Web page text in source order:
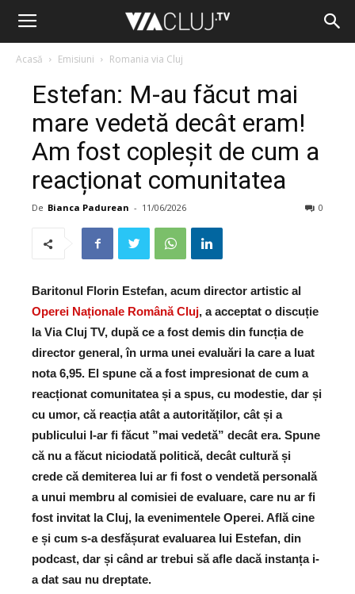
Acasă Emisiuni Romania via Cluj
Estefan: M-au făcut mai
mare vedetă decât eram!
Am fost copleșit de cum a
reacționat comunitatea
De Bianca Padurean - 11/06/2026 0
Baritonul Florin Estefan, acum director artistic al
Operei Naționale Română Cluj, a acceptat o discuție
la Via Cluj TV, după ce a fost demis din funcția de
director general, în urma unei evaluări la care a luat
nota 6,95. El spune că a fost impresionat de cum a
reacționat comunitatea și a spus, cu modestie, dar și
cu umor, că reacția atât a autorităților, cât și a
publicului l-ar fi făcut ”mai vedetă” decât era. Spune
că nu a făcut niciodată politică, decât cultură și
crede că demiterea lui ar fi fost o vendetă personală
a unui membru al comisiei de evaluare, care nu ar fi
fost invitat la Cluj, la evenimentele Operei. Află cine
e și cum s-a desfășurat evaluarea lui Estefan, din
podcast, dar și când ar trebui să afle dacă instanța i-
a dat sau nu dreptate.